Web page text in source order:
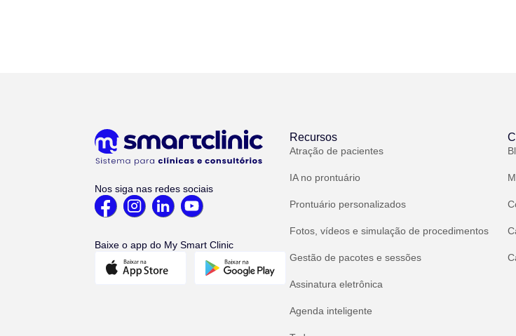
Nos siga nas redes sociais
Baixe o app do My Smart Clinic
Recursos
Atração de pacientes
IA no prontuário
Prontuário personalizados
Fotos, vídeos e simulação de procedimentos
Gestão de pacotes e sessões
Assinatura eletrônica
Agenda inteligente